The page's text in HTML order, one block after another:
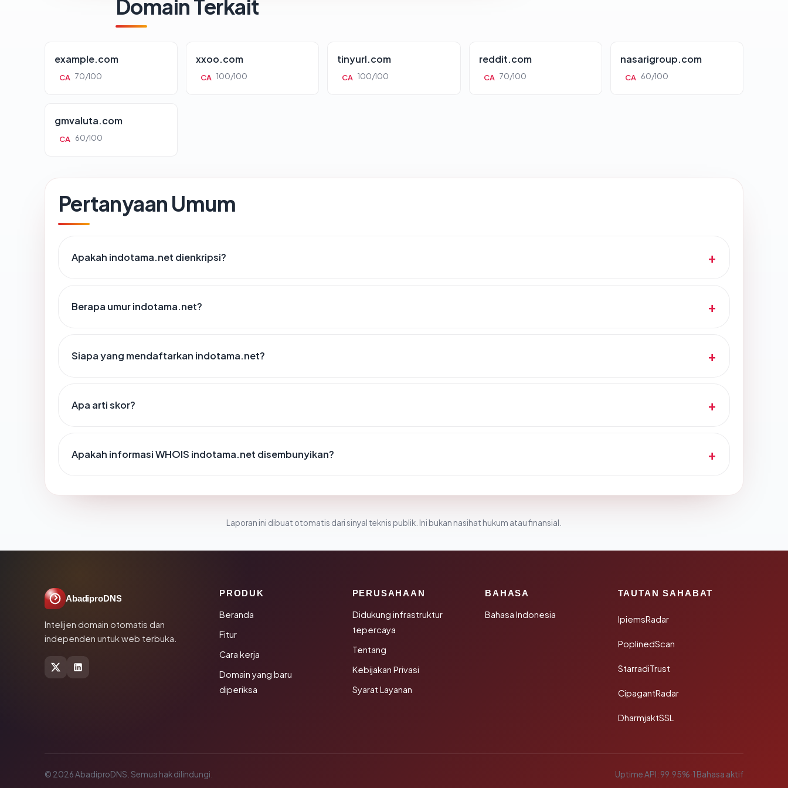
Domain Terkait
example.com
CA 70/100
xxoo.com
CA 100/100
tinyurl.com
CA 100/100
reddit.com
CA 70/100
nasarigroup.com
CA 60/100
gmvaluta.com
CA 60/100
Pertanyaan Umum
Apakah indotama.net dienkripsi?
Berapa umur indotama.net?
Siapa yang mendaftarkan indotama.net?
Apa arti skor?
Apakah informasi WHOIS indotama.net disembunyikan?
Laporan ini dibuat otomatis dari sinyal teknis publik. Ini bukan nasihat hukum atau finansial.
AbadiproDNS
Intelijen domain otomatis dan
independen untuk web terbuka.
PRODUK
Beranda
Fitur
Cara kerja
Domain yang baru
diperiksa
PERUSAHAAN
Didukung infrastruktur
tepercaya
Tentang
Kebijakan Privasi
Syarat Layanan
BAHASA
Bahasa Indonesia
TAUTAN SAHABAT
IpiemsRadar
PoplinedScan
StarradiTrust
CipagantRadar
DharmjaktSSL
© 2026 AbadiproDNS. Semua hak dilindungi. Uptime API: 99.95%·1 Bahasa aktif